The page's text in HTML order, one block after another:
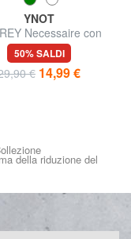
YNOT
Necessaire con
polsierina
50% SALDI
€ 14,99 €
della riduzione del